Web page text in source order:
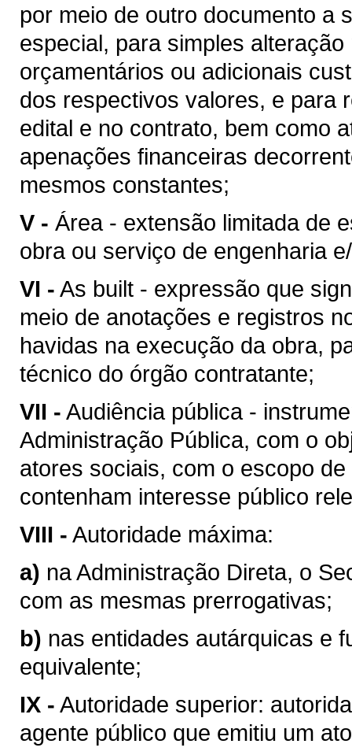
por meio de outro documento a
especial, para simples
orçamentários ou adicionais
dos respectivos valores, e para
edital e no contrato, bem como
apenações financeiras
mesmos constantes;
V - Área - extensão limitada de
obra ou serviço de engenharia
VI - As built - expressão que
meio de anotações e registros
havidas na execução da obra,
técnico do órgão contratante;
VII - Audiência pública -
Administração Pública, com o
atores sociais, com o escopo
contenham interesse público
VIII - Autoridade máxima:
a) na Administração Direta, o
com as mesmas prerrogativas;
b) nas entidades autárquicas e
equivalente;
IX - Autoridade superior:
agente público que emitiu um